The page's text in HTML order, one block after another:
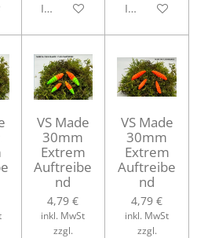
In den WarenkorbIn den
VS Made
30mm
Extrem
Auftreibe
nd
4,79 €
inkl. MwSt
zzgl.
VS Made
30mm
Extrem
Auftreibe
nd
4,79 €
inkl. MwSt
zzgl.